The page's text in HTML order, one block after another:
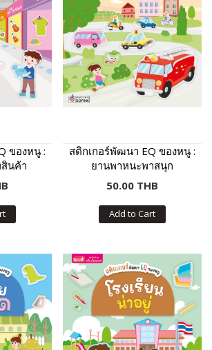
ของหนู :
สินค้า
สติกเกอร์พัฒนา EQ ของหนู :
ยานพาหนะพาสนุก
50.00 THB
Add to Cart